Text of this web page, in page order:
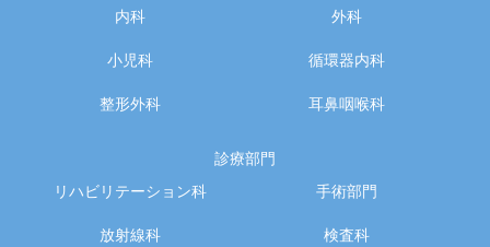
内科
外科
小児科 循環器内科
整形外科 耳鼻咽喉科
診療部門
リハビリテーション科
手術部門
放射線科 検査科